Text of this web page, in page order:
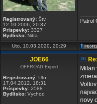
Registrovaný: Štv,
12.10.2006, 20:37
Príspevky: 3327
Bydlisko: Nitra
Patrol
Uto, 10.03.2020, 20:29
JOE66
OFFROAD Expert
Registrovaný: Uto,
17.04.2012, 18:31
Príspevky: 2588
Bydlisko: Vychod
Milan
novy